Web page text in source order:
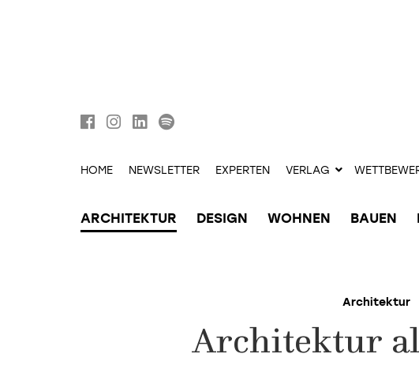
HOME NEWSLETTER EXPERTEN VERLAG
ARCHITEKTUR DESIGN WOHNEN BAUEN
Architektur
Architektur